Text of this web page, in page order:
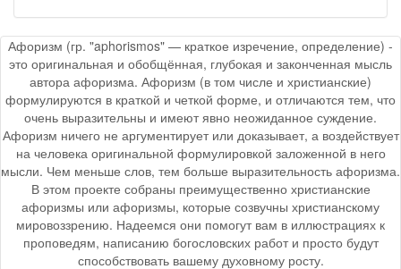
Афоризм (гр. "aphorismos" — краткое изречение, определение) -
это оригинальная и обобщённая, глубокая и законченная мысль
автора афоризма. Афоризм (в том числе и христианские)
формулируются в краткой и четкой форме, и отличаются тем, что
очень выразительны и имеют явно неожиданное суждение.
Афоризм ничего не аргументирует или доказывает, а воздействует
на человека оригинальной формулировкой заложенной в него
мысли. Чем меньше слов, тем больше выразительность афоризма.
В этом проекте собраны преимущественно христианские
афоризмы или афоризмы, которые созвучны христианскому
мировоззрению. Надеемся они помогут вам в иллюстрациях к
проповедям, написанию богословских работ и просто будут
способствовать вашему духовному росту.